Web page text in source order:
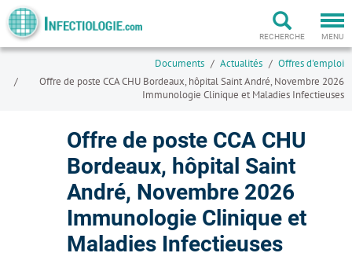
MENU
RECHERCHE
Documents Actualités
Offres d'emploi
Offre de poste CCA CHU Bordeaux, hôpital Saint André, Novembre 2026
Immunologie Clinique et Maladies Infectieuses
Offre de poste CCA CHU
Bordeaux, hôpital Saint
André, Novembre 2026
Immunologie Clinique et
Maladies Infectieuses